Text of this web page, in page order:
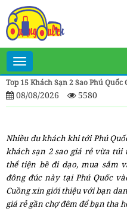
Toggle
navigation
Top 15 Khách Sạn 2 Sao Phú Quốc
08/08/2026 5580
Nhiều du khách khi tới Phú
khách sạn 2 sao giá rẻ vừa
thể tiện bề đi dạo, mua sắm
đông đúc này tại Phú Quốc
Cuồng xin giới thiệu với bạn
giá rẻ gần chợ đêm để bạn tha